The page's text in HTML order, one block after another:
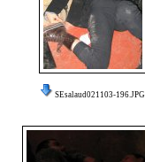
SEsalaud021103-196.JPG